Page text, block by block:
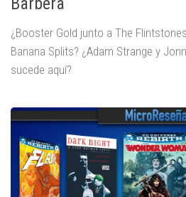
¿Booster Gold junto a The
Banana Splits? ¿Adam Strange y
sucede aquí?